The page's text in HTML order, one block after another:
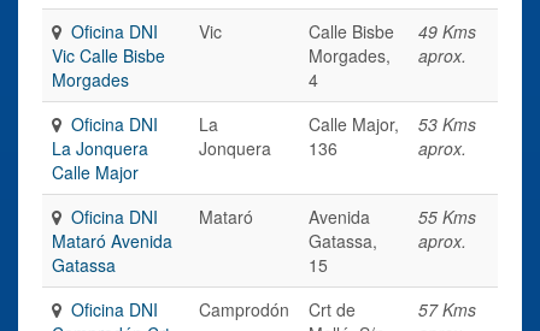
Oficina DNI
Vic Calle Bisbe
Morgades
Vic
Calle Bisbe
Morgades,
4
49 Kms
aprox.
Oficina DNI
La Jonquera
Calle Major
La
Jonquera
Calle Major,
136
53 Kms
aprox.
Oficina DNI
Mataró Avenida
Gatassa
Mataró
Avenida
Gatassa,
15
55 Kms
aprox.
Oficina DNI
Camprodón
Crt de
57 Kms